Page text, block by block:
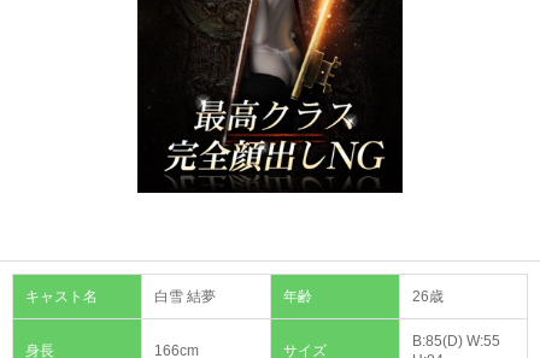
キャスト名 白雪 結夢 年齢 26歳
身長 166cm サイズ
B:85(D) W:55